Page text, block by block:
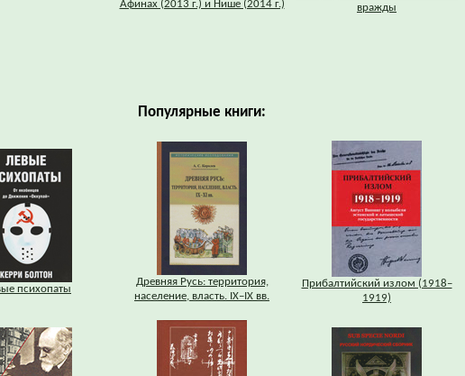
Афинах (2013 г.) и Нише (2014 г.)
вражды
Популярные книги:
психопаты
Древняя Русь: территория,
население, власть. IХ–IХ вв.
Прибалтийский излом (1918–
1919)